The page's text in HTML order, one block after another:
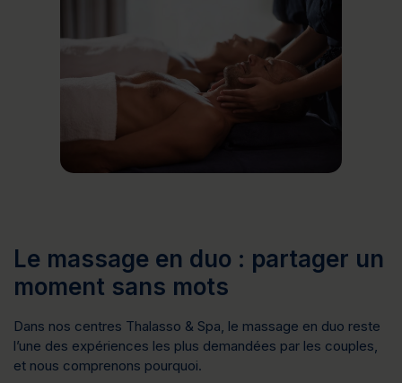
Le massage en duo : partager un
moment sans mots
Dans nos centres Thalasso & Spa, le massage en duo reste
l’une des expériences les plus demandées par les couples,
et nous comprenons pourquoi.